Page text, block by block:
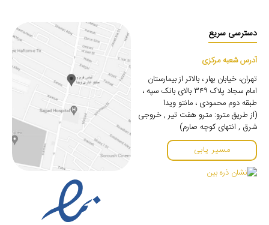
دسترسی سریع
آدرس شعبه مرکزی
تهران، خیابان بهار ، بالاتر از بیمارستان
امام سجاد پلاک ۳۴۹ بالای بانک سپه ،
طبقه دوم محمودی ، مانتو ویدا
(از طریق مترو: مترو هفت تیر , خروجی
شرق , انتهای کوچه صارم)
مسیر یابی